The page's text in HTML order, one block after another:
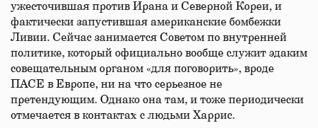
ужесточившая против Ирана и Северной Кореи, и
фактически запустившая американские бомбежки
Ливии. Сейчас занимается Советом по внутренней
политике, который официально вообще служит эдаким
совещательным органом «для поговорить», вроде
ПАСЕ в Европе, ни на что серьезное не
претендующим. Однако она там, и тоже периодически
отмечается в контактах с людьми Харрис.